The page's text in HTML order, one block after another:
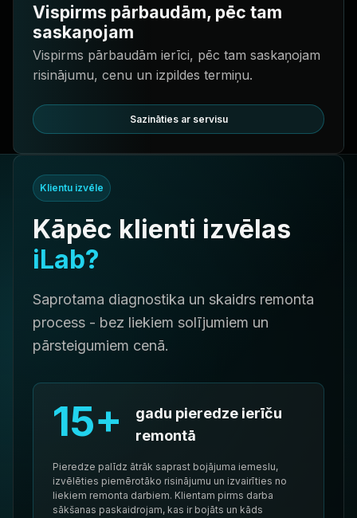
Vispirms pārbaudām, pēc tam
saskaņojam
Vispirms pārbaudām ierīci, pēc tam saskaņojam
risinājumu, cenu un izpildes termiņu.
Sazināties ar servisu
Klientu izvēle
Kāpēc klienti izvēlas
iLab?
Saprotama diagnostika un skaidrs remonta
process - bez liekiem solījumiem un
pārsteigumiem cenā.
15+
gadu pieredze ierīču
remontā
Pieredze palīdz ātrāk saprast bojājuma iemeslu,
izvēlēties piemērotāko risinājumu un izvairīties no
liekiem remonta darbiem. Klientam pirms darba
sākšanas paskaidrojam, kas ir bojāts un kāds